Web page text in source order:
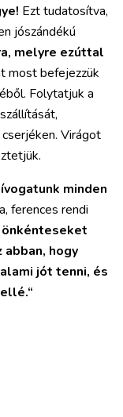
Ezt tudatosítva,
jószándékú
melyre ezúttal
most befejezzük
Folytatjuk a
Virágot
minden
ferences rendi
önkénteseket
abban, hogy
jót tenni, és